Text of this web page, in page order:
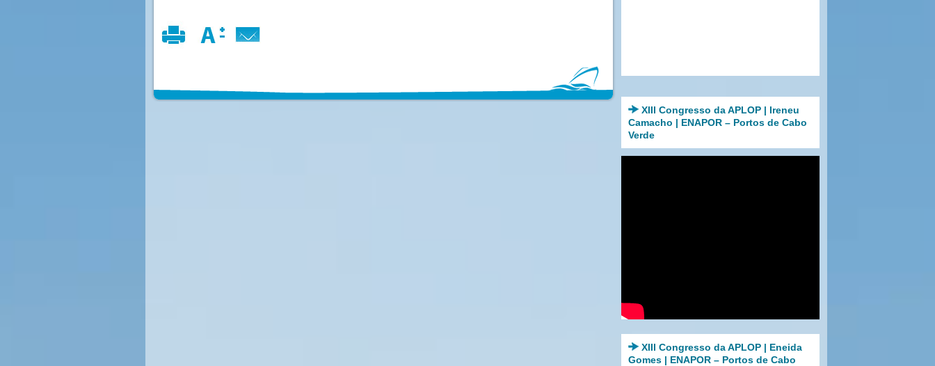
XIII Congresso da APLOP | Ireneu
Camacho | ENAPOR – Portos de Cabo
Verde
XIII Congresso da APLOP | Eneida
Gomes | ENAPOR – Portos de Cabo